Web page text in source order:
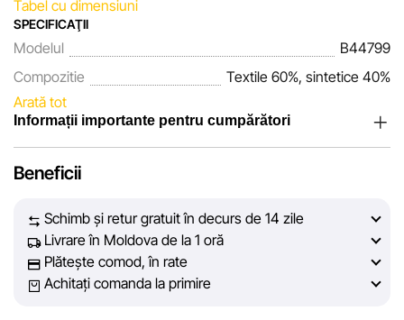
Tabel cu dimensiuni
SPECIFICAŢII
Modelul
B44799
Compozitie
Textile 60%, sintetice 40%
Arată tot
Informații importante pentru cumpărători
încrederea clienților noștri. În fiecare zi depunem eforturi
prezentate pe site să fie cât mai complete, obiective și
actuale. Scopul nostru este să vă oferim informații corecte și
veridice, pentru ca dvs. să puteți lua cea mai bună decizie
de cumpărare.
Beneficii
Schimb și retur gratuit în decurs de 14 zile
Livrare în Moldova de la 1 oră
Plătește comod, în rate
Achitați comanda la primire